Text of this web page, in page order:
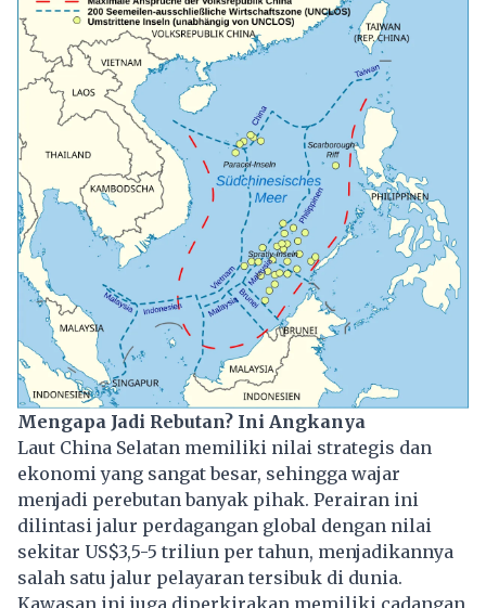
Mengapa Jadi Rebutan? Ini Angkanya
Laut China Selatan memiliki nilai strategis dan
ekonomi yang sangat besar, sehingga wajar
menjadi perebutan banyak pihak. Perairan ini
dilintasi jalur perdagangan global dengan nilai
sekitar US$3,5-5 triliun per tahun, menjadikannya
salah satu jalur pelayaran tersibuk di dunia.
Kawasan ini juga diperkirakan memiliki cadangan